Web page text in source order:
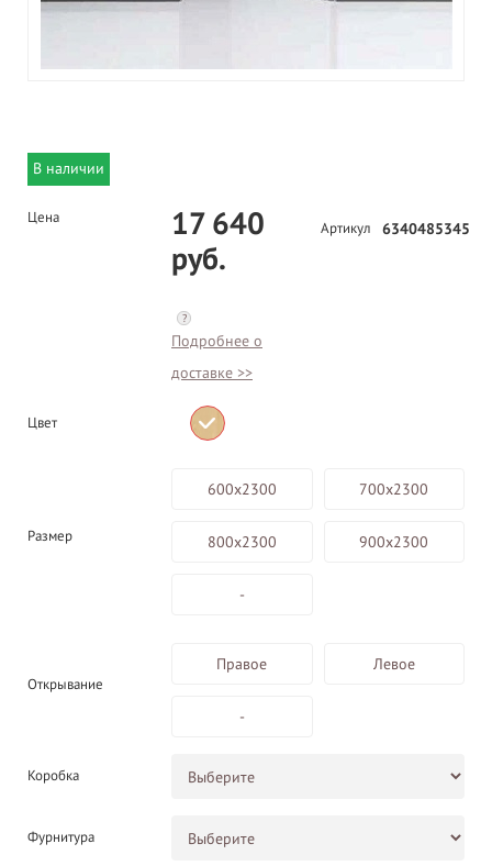
В наличии
Цена
17 640
руб.
?
Подробнее о
доставке >>
Артикул 6340485345
Цвет
Размер
600x2300 700x2300
800x2300 900x2300
-
Открывание
Правое Левое
-
Коробка
Фурнитура